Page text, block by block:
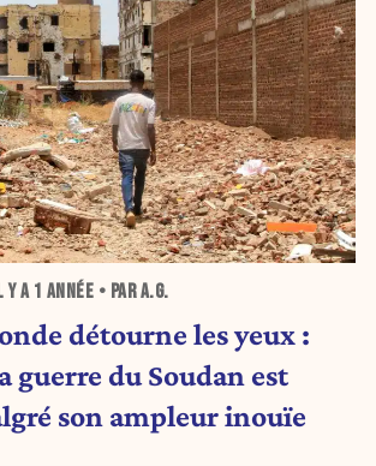
Y A 1 ANNÉE • PAR A.G.
détourne les yeux :
guerre du Soudan est
son ampleur inouïe